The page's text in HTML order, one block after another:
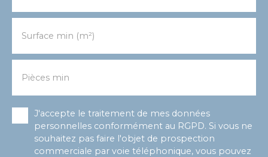
Surface min (m²)
Pièces min
J'accepte le traitement de mes données
personnelles conformément au RGPD. Si vous ne
souhaitez pas faire l'objet de prospection
commerciale par voie téléphonique, vous pouvez